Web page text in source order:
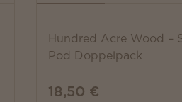
Hundred Acre Wood –
Pod Doppelpack
18,50 €